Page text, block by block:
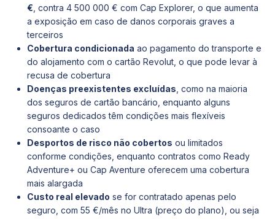
€ , contra 4 500 000 € com Cap Explorer, o que aumenta
a exposição em caso de danos corporais graves a
terceiros
Cobertura condicionada ao pagamento do transporte e
do alojamento com o cartão Revolut, o que pode levar à
recusa de cobertura
Doenças preexistentes excluídas , como na maioria
dos seguros de cartão bancário, enquanto alguns
seguros dedicados têm condições mais flexíveis
consoante o caso
Desportos de risco não cobertos ou limitados
conforme condições, enquanto contratos como Ready
Adventure+ ou Cap Aventure oferecem uma cobertura
mais alargada
Custo real elevado se for contratado apenas pelo
seguro, com 55 €/mês no Ultra (preço do plano), ou seja